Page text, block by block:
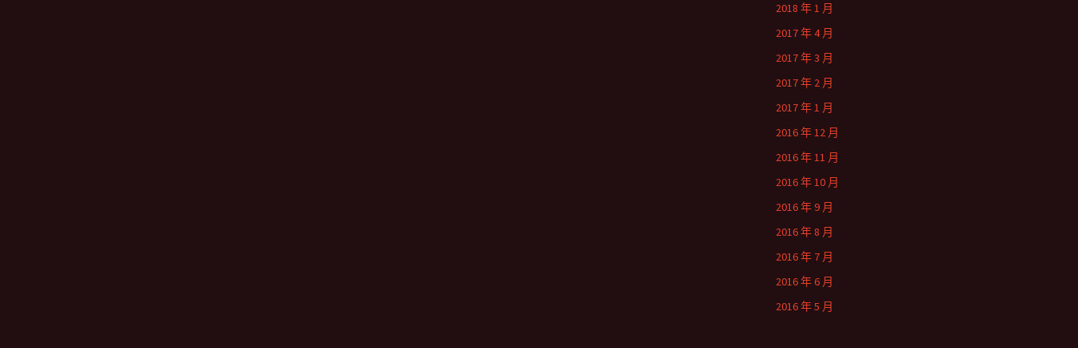
2018 年 1 月
2017 年 4 月
2017 年 3 月
2017 年 2 月
2017 年 1 月
2016 年 12 月
2016 年 11 月
2016 年 10 月
2016 年 9 月
2016 年 8 月
2016 年 7 月
2016 年 6 月
2016 年 5 月